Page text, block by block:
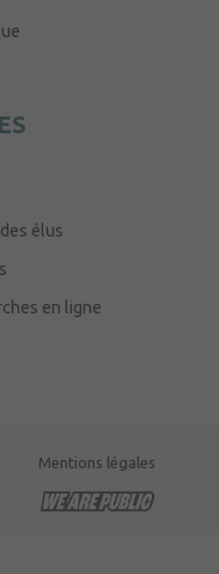
élus
en ligne
Mentions légales